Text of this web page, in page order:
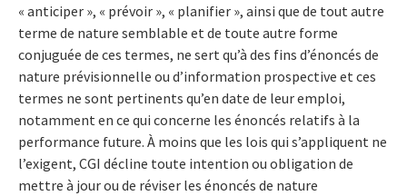
« anticiper », « prévoir », « planifier », ainsi que de tout autre
terme de nature semblable et de toute autre forme
conjuguée de ces termes, ne sert qu’à des fins d’énoncés de
nature prévisionnelle ou d’information prospective et ces
termes ne sont pertinents qu’en date de leur emploi,
notamment en ce qui concerne les énoncés relatifs à la
performance future. À moins que les lois qui s’appliquent ne
l’exigent, CGI décline toute intention ou obligation de
mettre à jour ou de réviser les énoncés de nature